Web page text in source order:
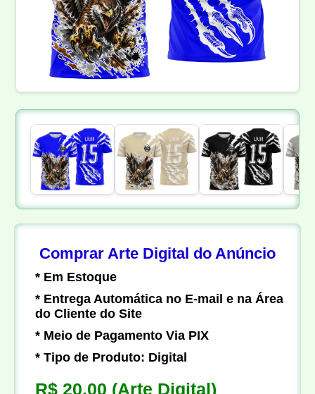
Comprar Arte Digital do Anúncio
* Em Estoque
* Entrega Automática no E-mail e na Área
do Cliente do Site
* Meio de Pagamento Via PIX
* Tipo de Produto: Digital
R$ 20,00 (Arte Digital)